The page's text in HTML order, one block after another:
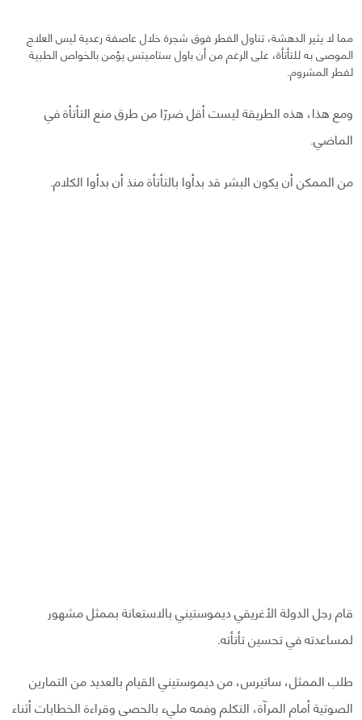
مما لا يثير الدهشة، تناول الفطر فوق شجرة خلال عاصفة رعدية ليس العلاج
الموصى به للتأتأة، على الرغم من أن باول ستاميتس يؤمن بالخواص الطبية
لفطر المشروم.
ومع هذا، هذه الطريقة ليست أقل ضررًا من طرق منع التأتأة في
الماضي.
من الممكن أن يكون البشر قد بدأوا بالتأتأة منذ أن بدأوا الكلام.
قام رجل الدولة الأغريقي ديموستيني بالاستعانة بممثل مشهور
لمساعدته في تحسين تأتأته.
طلب الممثل، ساتيرس، من ديموستيني القيام بالعديد من التمارين
الصوتية أمام المرآة، التكلم وفمه مليء بالحصى وقراءة الخطابات أثناء